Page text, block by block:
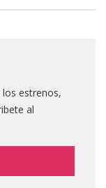
los estrenos,
al